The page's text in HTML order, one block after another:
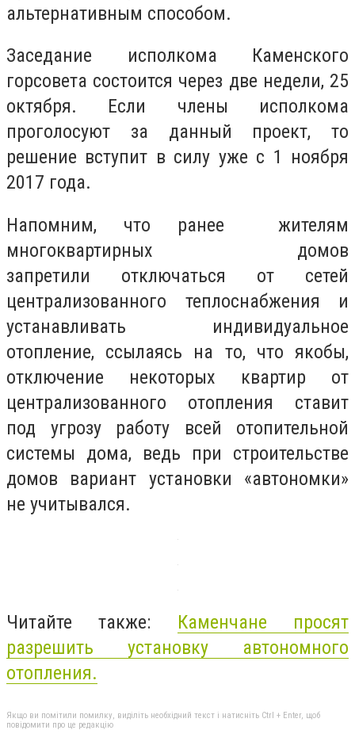
альтернативным способом.
Заседание исполкома Каменского
горсовета состоится через две недели, 25
октября. Если члены исполкома
проголосуют за данный проект, то
решение вступит в силу уже с 1 ноября
2017 года.
Напомним, что ранее жителям
многоквартирных домов
запретили отключаться от сетей
централизованного теплоснабжения и
устанавливать индивидуальное
отопление, ссылаясь на то, что якобы,
отключение некоторых квартир от
централизованного отопления ставит
под угрозу работу всей отопительной
системы дома, ведь при строительстве
домов вариант установки «автономки»
не учитывался.
Читайте также: Каменчане просят
разрешить установку автономного
отопления.
Якщо ви помітили помилку, виділіть необхідний текст і натисніть Ctrl + Enter, щоб
повідомити про це редакцію